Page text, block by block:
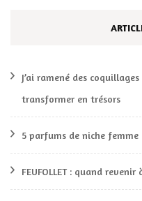
J’ai ramené des
transformer en trésors
5 parfums de niche
FEUFOLLET : quand